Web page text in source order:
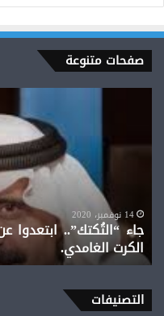
صفحات متنوعة
عن
المتألق.جمعان
الكرت
الغامدي.
14 نوفمبر، 2020
جاء “التُكتك”.. ابتعدوا
الكرت الغامدي.
التصنيفات